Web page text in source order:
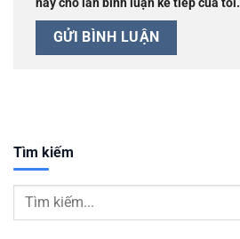
này cho lần bình luận kế tiếp của tôi.
Tìm kiếm